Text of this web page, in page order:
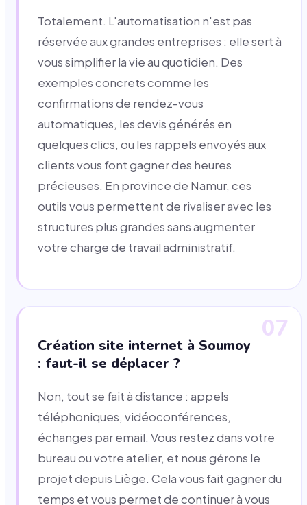
Totalement. L'automatisation n'est pas
réservée aux grandes entreprises : elle sert à
vous simplifier la vie au quotidien. Des
exemples concrets comme les
confirmations de rendez-vous
automatiques, les devis générés en
quelques clics, ou les rappels envoyés aux
clients vous font gagner des heures
précieuses. En province de Namur, ces
outils vous permettent de rivaliser avec les
structures plus grandes sans augmenter
votre charge de travail administratif.
07
Création site internet à Soumoy
: faut-il se déplacer ?
Non, tout se fait à distance : appels
téléphoniques, vidéoconférences,
échanges par email. Vous restez dans votre
bureau ou votre atelier, et nous gérons le
projet depuis Liège. Cela vous fait gagner du
temps et vous permet de continuer à vous